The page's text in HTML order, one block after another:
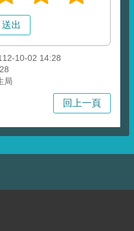
10-02 14:28
局
回上一頁